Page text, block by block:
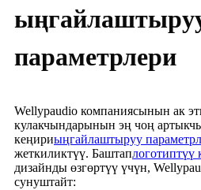
параметрлери
Wellypaudio компаниясынын ак
кулакчындарынын эң чоң
кеңириыңгайлаштыруу
жеткиликтүү. Баштаплоготиптүү
дизайнды өзгөртүү үчүн,
сунуштайт: